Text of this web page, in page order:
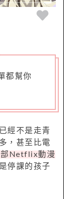
都幫你
經不是走青
，甚至比電
Netflix動漫
停課的孩子